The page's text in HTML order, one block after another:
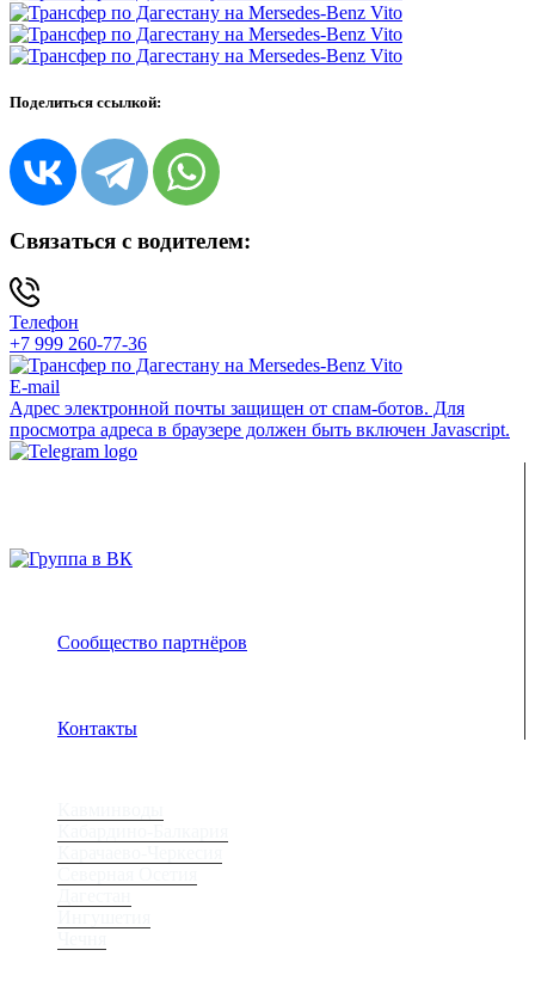
Поделиться ссылкой:
Связаться с водителем:
Телефон
+7 999 260-77-36
E-mail
Адрес электронной почты защищен от спам-ботов. Для
просмотра адреса в браузере должен быть включен Javascript.
Сообщество партнёров
Контакты